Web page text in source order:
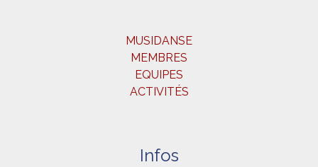
MUSIDANSE
MEMBRES
EQUIPES
ACTIVITÉS
Infos